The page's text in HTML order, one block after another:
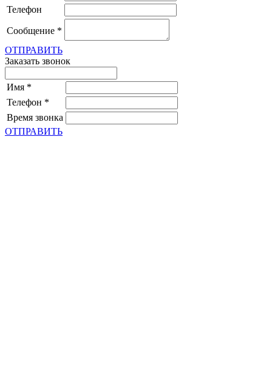
Телефон
Сообщение *
ОТПРАВИТЬ
Заказать звонок
Имя *
Телефон *
Время звонка
ОТПРАВИТЬ